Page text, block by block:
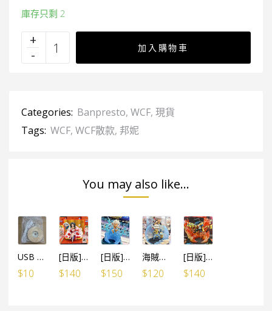
庫存只剩 2
加入購物車
Categories: Banpresto, WCF, 現貨
Tags: WCF, WCF散款, 邦妮
You may also like...
USB LED燈 線1米長 (有開關制)
$10
[日版]海賊王 WCF SPECIAL 蛇姬女帝 巳年
$140
[日版]海賊王 WCF SPECIAL 路飛五檔
$150
海賊王 WCF SPECIAL 最惡世代 羅 (行版)
$120
[日版]海賊王 WCF SPECIAL 炎帝 薩波
$140